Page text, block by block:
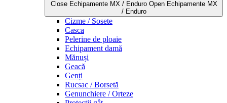
Close Echipamente MX / Enduro Open Echipamente MX
/ Enduro
Cizme / Sosete
Casca
Pelerine de ploaie
Echipament damă
Mănuși
Geacă
Genți
Rucsac / Borsetă
Genunchiere / Orteze